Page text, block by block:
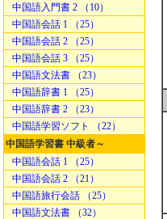
中国語入門書 2 （10）
中国語会話 1 （25）
中国語会話 2 （25）
中国語会話 3 （25）
中国語文法書 （23）
中国語辞書 1 （25）
中国語辞書 2 （23）
中国語学習ソフト （22）
中国語学習書 中級者～
中国語会話 1 （25）
中国語会話 2 （21）
中国語旅行会話 （25）
中国語文法書 （32）